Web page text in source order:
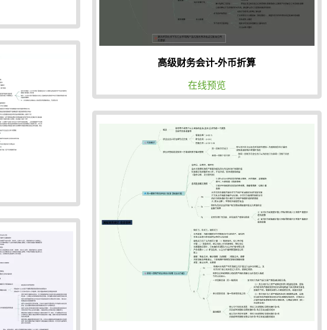
高级财务会计-外币折算
在线预览